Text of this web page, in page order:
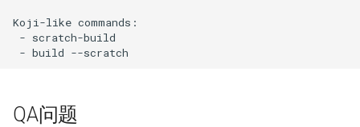
Koji-like commands:
- scratch-build
QA问题